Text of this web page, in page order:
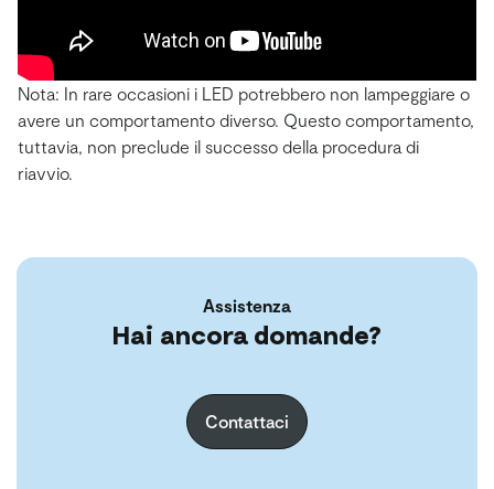
Nota: In rare occasioni i LED potrebbero non lampeggiare o
avere un comportamento diverso. Questo comportamento,
tuttavia, non preclude il successo della procedura di
riavvio.
Assistenza
Hai ancora domande?
Contattaci